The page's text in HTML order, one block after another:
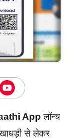
App लॉन्च
से लेकर